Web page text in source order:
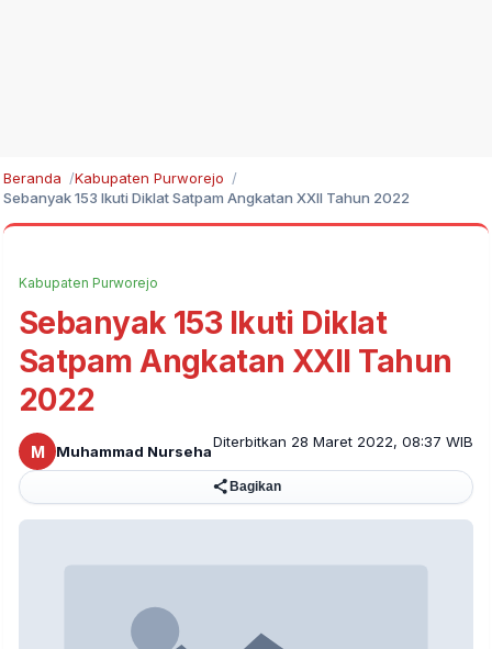
Beranda
Kabupaten Purworejo
Sebanyak 153 Ikuti Diklat Satpam Angkatan XXII Tahun 2022
Kabupaten Purworejo
Sebanyak 153 Ikuti Diklat
Satpam Angkatan XXII Tahun
2022
M Muhammad Nurseha
Diterbitkan 28 Maret 2022, 08:37 WIB
Bagikan